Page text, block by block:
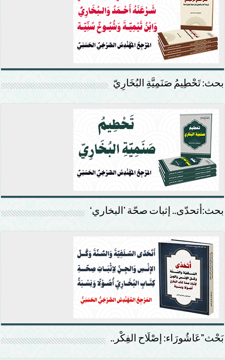
بحث: تَحْطِيمُ صَنَمِيَّةِ البُخَارِيّ
بحث:أتحدّى.. إثبات صحّة ’البخاري‘
بَحْث”عَاشُورَاء: إصْلَاح الفِكْر..